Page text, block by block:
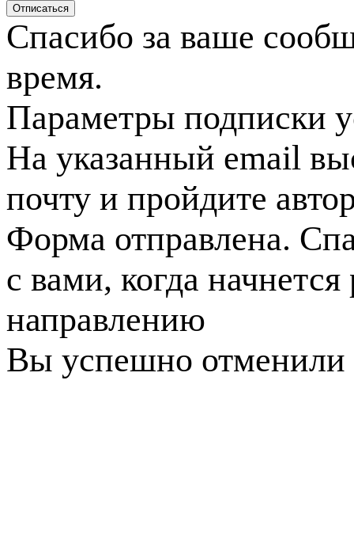
Спасибо за ваше
время.
Параметры подписки
На указанный email
почту и пройдите
Форма отправлена.
с вами, когда
направлению
Вы успешно отменили